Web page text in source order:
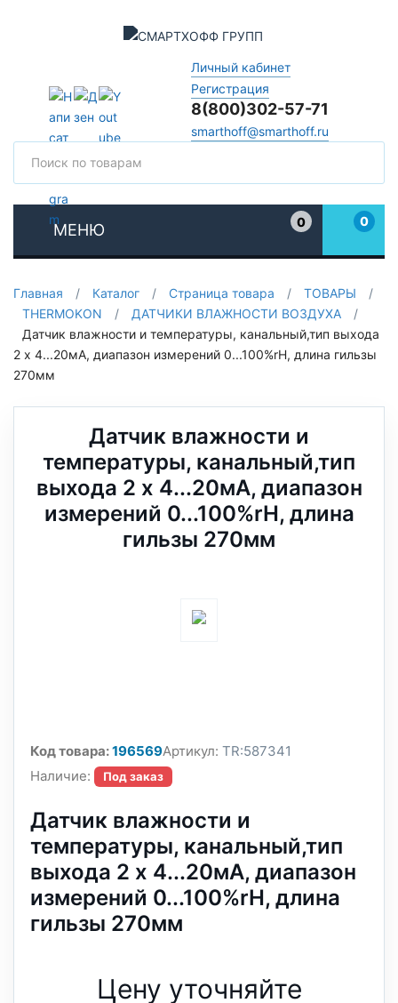
Личный кабинет
Регистрация
8(800)302-57-71
smarthoff@smarthoff.ru
МЕНЮ
0
0
Главная / Каталог / Страница товара / ТОВАРЫ
/
THERMOKON
/ ДАТЧИКИ ВЛАЖНОСТИ ВОЗДУХА
/
Датчик влажности и температуры, канальный,тип выхода
2 x 4...20мА, диапазон измерений 0...100%rH, длина гильзы
270мм
Датчик влажности и
температуры, канальный,тип
выхода 2 x 4...20мА, диапазон
измерений 0...100%rH, длина
гильзы 270мм
Код товара:196569Артикул: TR:587341
Наличие:
Под заказ
Датчик влажности и
температуры, канальный,тип
выхода 2 x 4...20мА, диапазон
измерений 0...100%rH, длина
гильзы 270мм
Цену уточняйте